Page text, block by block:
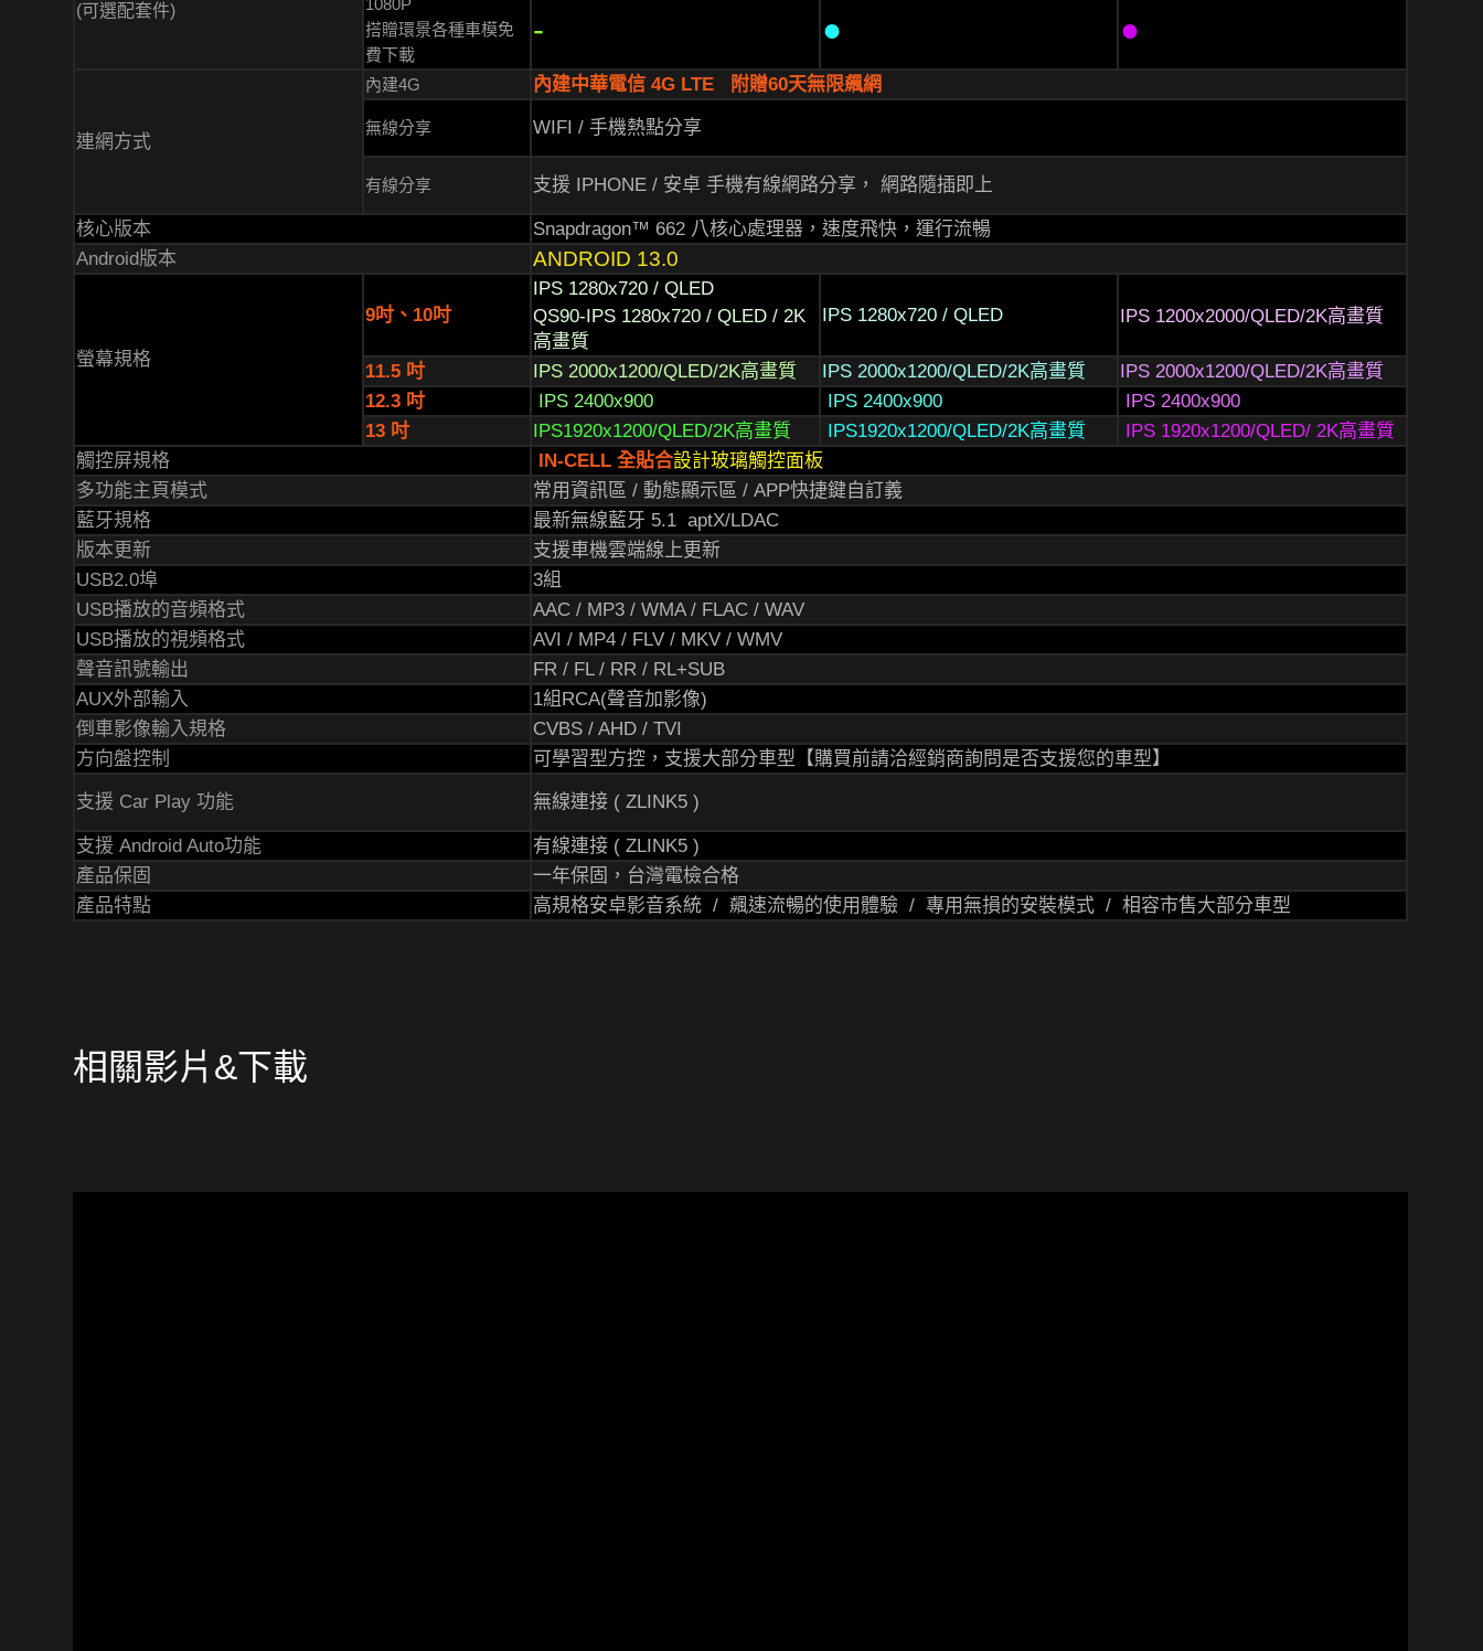
(可選配套件)
搭贈環景各種車模免
費下載
- ● ●
連網方式
內建4G 內建中華電信 4G LTE 附贈60天無限飆網
無線分享 WIFI / 手機熱點分享
有線分享 支援 IPHONE / 安卓 手機有線網路分享， 網路隨插即上
核心版本 Snapdragon™ 662 八核心處理器，速度飛快，運行流暢
Android版本
ANDROID 13.0
螢幕規格
9吋、10吋
IPS 1280x720 / QLED
QS90-IPS 1280x720 / QLED / 2K
高畫質
IPS 1280x720 / QLED IPS 1200x2000/QLED/2K高畫質
11.5 吋 IPS 2000x1200/QLED/2K高畫質 IPS 2000x1200/QLED/2K高畫質
IPS 2000x1200/QLED/2K高畫質
12.3 吋
IPS 2400x900 IPS 2400x900
IPS 2400x900
13 吋
IPS1920x1200/QLED/2K高畫質 IPS1920x1200/QLED/2K高畫質
IPS 1920x1200/QLED/ 2K高畫質
觸控屏規格
IN-CELL 全貼合設計玻璃觸控面板
多功能主頁模式
常用資訊區 / 動態顯示區 / APP快捷鍵自訂義
藍牙規格
最新無線藍牙 5.1 aptX/LDAC
版本更新
支援車機雲端線上更新
USB2.0埠
3組
USB播放的音頻格式
AAC / MP3 / WMA / FLAC / WAV
USB播放的視頻格式
AVI / MP4 / FLV / MKV / WMV
聲音訊號輸出
FR / FL / RR / RL+SUB
AUX外部輸入
1組RCA(聲音加影像)
倒車影像輸入規格
CVBS / AHD / TVI
方向盤控制
可學習型方控，支援大部分車型【購買前請洽經銷商詢問是否支援您的車型】
支援 Car Play 功能 無線連接 ( ZLINK5 )
支援 Android Auto功能
有線連接 ( ZLINK5 )
產品保固
一年保固，台灣電檢合格
產品特點
高規格安卓影音系統 / 飆速流暢的使用體驗 / 專用無損的安裝模式 / 相容市售大部分車型
相關影片&下載